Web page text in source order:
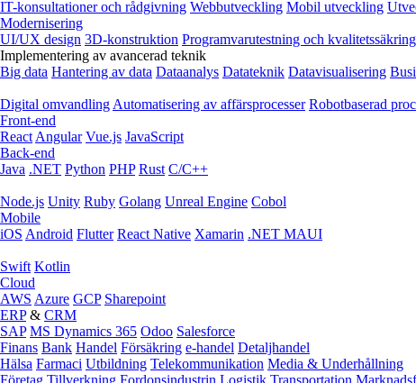
IT-konsultationer och rådgivning Webbutveckling Mobil utveckling
Modernisering
UI/UX design 3D-konstruktion Programvarutestning och kvalitetssäkring
Implementering av avancerad teknik
Big data Hantering av data Dataanalys Datateknik Datavisualisering
Digital omvandling Automatisering av affärsprocesser Robotbaserad
Front-end
React Angular Vue.js JavaScript
Back-end
Java .NET Python PHP Rust C/C++
Node.js Unity Ruby Golang Unreal Engine Cobol
Mobile
iOS Android Flutter React Native Xamarin .NET MAUI
Swift Kotlin
Cloud
AWS Azure GCP Sharepoint
ERP& CRM
SAP MS Dynamics 365 Odoo Salesforce
Finans Bank Handel Försäkring e‑handel Detaljhandel
Hälsa Farmaci Utbildning Telekommunikation Media & Underhållning
Företag Tillverkning Fordonsindustrin Logistik Transportation